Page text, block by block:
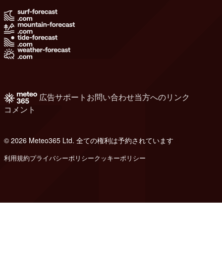
広告サポート お問い合わせ当方へのリンク
コメント
© 2026 Meteo365 Ltd. 全ての権利は予約されています
利用規約プライバシーポリシークッキーポリシー